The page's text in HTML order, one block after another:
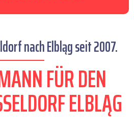
nach Elbląg seit 2007.
FÜR DEN
ELBLĄG